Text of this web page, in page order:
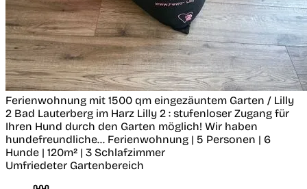
Ferienwohnung mit 1500 qm eingezäuntem Garten / Lilly
2 Bad Lauterberg im Harz Lilly 2 : stufenloser Zugang für
Ihren Hund durch den Garten möglich! Wir haben
hundefreundliche... Ferienwohnung | 5 Personen | 6
Hunde | 120m² | 3 Schlafzimmer
Umfriedeter Gartenbereich